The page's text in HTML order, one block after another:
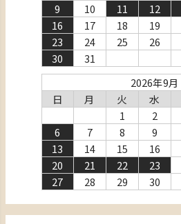
9
10 11 12
16
17 18 19
23
24 25 26
30
31
2026年9月
日
月 火 水
1
2
6
7 8 9
13
14 15 16
20
21 22 23
27
28 29 30